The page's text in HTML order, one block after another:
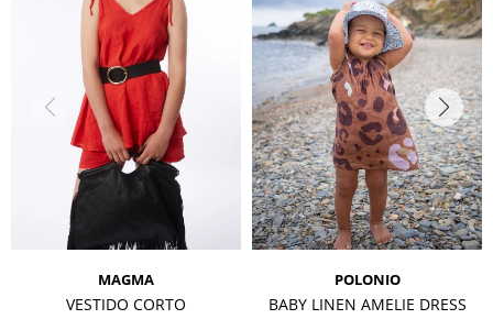
MAGMA
VESTIDO CORTO
POLONIO
BABY LINEN AMELIE DRESS